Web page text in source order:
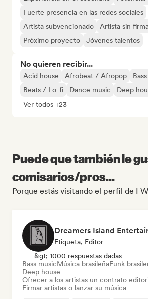
Fuerte presencia en las redes sociales
Artista subvencionado
Artista sin
Próximo proyecto
Jóvenes talentos
No quieren recibir...
Acid house Afrobeat / Afropop
Beats / Lo-fi
Dance music
Deep
Ver todos +23
Puede que también le
comisarios/pros...
Porque estás visitando el perfil de I
Dreamers Island
Etiqueta, Editor
&gt; 1000 respuestas dadas
Bass musicMúsica brasileñaFunk
Deep house
Ofrecer a los artistas un contrato
Firmar artistas o lanzar su música